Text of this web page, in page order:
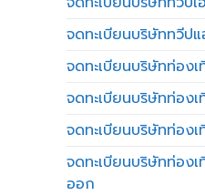
จดทะเบียนบริษัททวีป
จดทะเบียนบริษัทท่อง
จดทะเบียนบริษัทท่อง
จดทะเบียนบริษัทท่อง
จดทะเบียนบริษัทท่อง
ออก